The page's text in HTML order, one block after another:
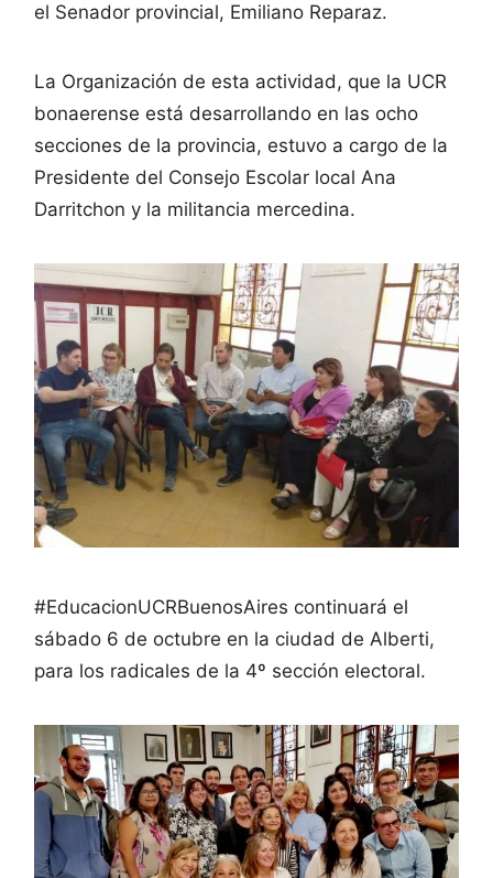
el Senador provincial, Emiliano Reparaz.
La Organización de esta actividad, que la UCR
bonaerense está desarrollando en las ocho
secciones de la provincia, estuvo a cargo de la
Presidente del Consejo Escolar local Ana
Darritchon y la militancia mercedina.
#EducacionUCRBuenosAires continuará el
sábado 6 de octubre en la ciudad de Alberti,
para los radicales de la 4º sección electoral.